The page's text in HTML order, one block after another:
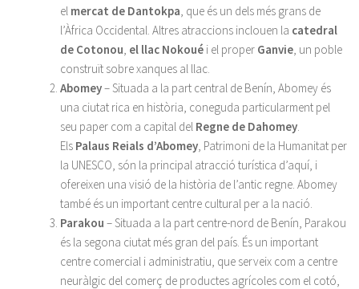
el mercat de Dantokpa, que és un dels més grans de
l’Àfrica Occidental. Altres atraccions inclouen la catedral
de Cotonou, el llac Nokoué i el proper Ganvie, un poble
construït sobre xanques al llac.
Abomey– Situada a la part central de Benín, Abomey és
una ciutat rica en història, coneguda particularment pel
seu paper com a capital del Regne de Dahomey.
Els Palaus Reials d’Abomey, Patrimoni de la Humanitat per
la UNESCO, són la principal atracció turística d’aquí, i
ofereixen una visió de la història de l’antic regne. Abomey
també és un important centre cultural per a la nació.
Parakou – Situada a la part centre-nord de Benín, Parakou
és la segona ciutat més gran del país. És un important
centre comercial i administratiu, que serveix com a centre
neuràlgic del comerç de productes agrícoles com el cotó,